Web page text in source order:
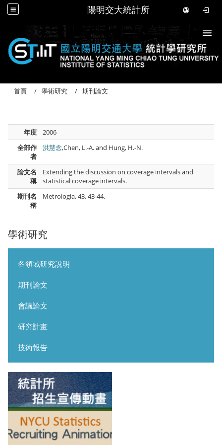
陽明交大統計所
學術研究
各領域研究說明
期刊論文
會議論文
研究計畫
技術報告
首頁 學術研究 期刊論文
年度
2006
全部作
者
洪慧念,Chen, L.-A. and Hung, H.-N.
論文名
稱
Extending the discussion on coverage intervals and
statistical coverage intervals.
期刊名
稱
Metrologia, 43, 43-44.